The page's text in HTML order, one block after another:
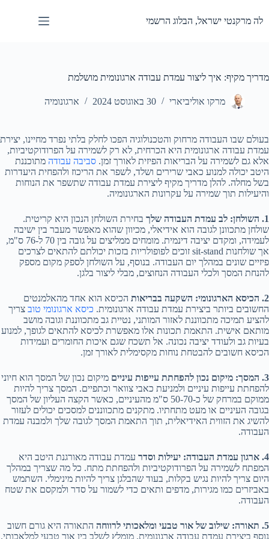
content
לה מרקנטי ישראל, הבלוג הרשמי
מדריך מקיף: איך ליצור עמדת עבודה ארגונומית מושלמת
מרקו אוליביארי 30 באוגוסט 2024 ארגונומיה
בעולם שבו העבודה מרחוק והטכנולוגיה הפכו לחלק בלתי נפרד מחיינו, יצירת
עמדת עבודה ארגונומית היא הכרחית, לא רק לשמירה על הפרודוקטיביות,
אלא גם לשמירה על הבריאות הפיזית לאורך זמן. סביבה עבודה מתוכננת
היטב יכולה למנוע כאבי שרירים ושלד, לשפר את הריכוז ולהפחית היעדרות
בשל מחלה. להלן מדריך מקיף ליצירת עמדת עבודה שתשפר את הנוחות
והיעילות תוך שמירה על עקרונות הארגונומיה.
1. השולחן: לב עמדת העבודה שלך
בחירת השולחן הנכון היא קריטית.
שולחן מתכוונן לגובה הוא אידיאלי, מכיוון שהוא מאפשר מעבר בין ישיבה
לעמידה, ומקדם יציבה דינמית. מומחים ממליצים על גובה בין 70 ל-76 ס"מ,
אך שולחנות sit-stand זוכים לפופולריות בזכות יכולתם להתאים לצרכים
פיזיים שונים במהלך יום העבודה. בנוסף, על השולחן לספק מקום מספק
להנחת המסך ולכלי העבודה הנחוצים, מבלי ליצור בלגן.
2. הכיסא הארגונומי: השקעה בבריאות
הכיסא הוא אחד מהאלמנטים
החשובים ביותר ביצירת עמדת עבודה ארגונומית. כיסא ארגונומי טוב צריך
להציע תמיכה מתכווננת לאזור המותני, נטיית גב מתכווננת וגובה מושב
מותאם אישית. התאמת תכונות אלו מאפשרת לכיסא להתאים לגופך, למנוע
בעיות גב ולעודד יציבה נכונה. אל תשכח שגם איכות החומרים ועמידות
הכיסא חשובים להבטחת נוחות מקסימלית לאורך זמן.
3. המסך: מיקום נכון להפחתת עייפות עיניים
מיקום נכון של המסך הוא חיוני
להפחתת עייפות עיניים ולמניעת כאבי צוואר וכתפיים. המסך צריך להיות
ממוקם במרחק של כ-50-70 ס"מ מהעיניים, כאשר הקצה העליון של המסך
בגובה העיניים או מעט מתחתיו. מתקנים מתכווננים למסכים יכולים לעזור
להשיג את הזווית האידיאלית, תוך התאמת המסך לגובה שלך ולמבנה עמדת
העבודה.
4. ארגון עמדת העבודה: יעילות וסדר
עמדת עבודה מאורגנת היטב היא
המפתח לשמירה על הפרודוקטיביות ולהפחתת מתח. כל מה שצריך במהלך
היום צריך להיות נגיש בקלות, בעוד שהבלגן צריך להיות מינימלי. השתמש
באביזרים כמו מגירות, מדפים ותאים כדי לשמור על סדר ולמקסם את שטח
העבודה.
5. תאורה: שילוב של אור טבעי ומלאכותי לרווחה
התאורה היא גורם חשוב
נוסף ביצירת עמדת עבודה ארגונומית. מומלץ לשלב בין אור טבעי למלאכותי.